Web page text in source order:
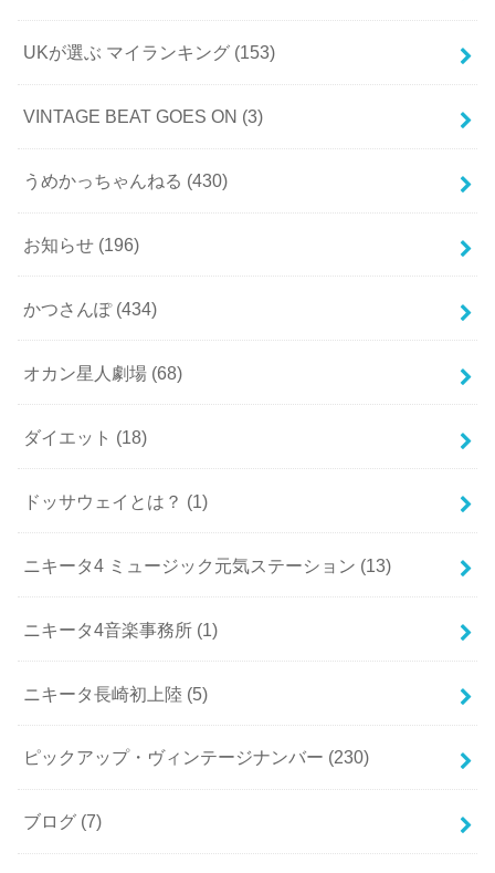
UKが選ぶ マイランキング (153)
VINTAGE BEAT GOES ON (3)
うめかっちゃんねる (430)
お知らせ (196)
かつさんぽ (434)
オカン星人劇場 (68)
ダイエット (18)
ドッサウェイとは？ (1)
ニキータ4 ミュージック元気ステーション (13)
ニキータ4音楽事務所 (1)
ニキータ長崎初上陸 (5)
ピックアップ・ヴィンテージナンバー (230)
ブログ (7)